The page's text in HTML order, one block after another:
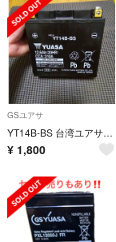
GSユアサ
YT14B-BS 台湾ユアサバッテリー
¥ 1,800